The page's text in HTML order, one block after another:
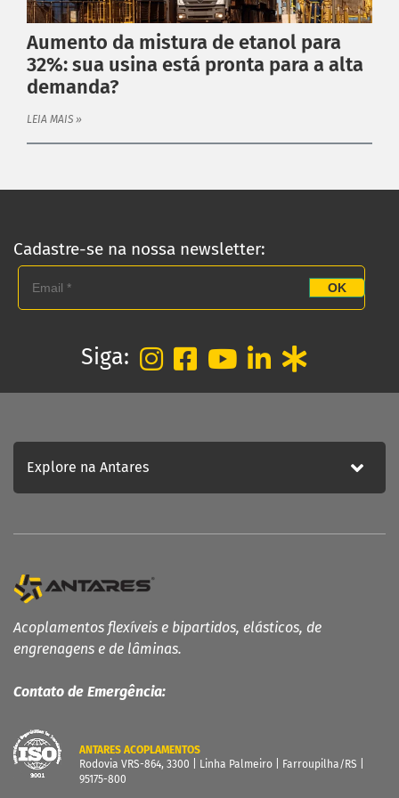
Aumento da mistura de etanol para
32%: sua usina está pronta para a alta
demanda?
LEIA MAIS »
Cadastre-se na nossa newsletter:
OK
Siga:
Acoplamentos flexíveis e bipartidos, elásticos, de
engrenagens e de lâminas.
Contato de Emergência:
ANTARES ACOPLAMENTOS
Rodovia VRS-864, 3300 | Linha Palmeiro | Farroupilha/RS |
95175-800
Explore na Antares
Blog
Fale Conosco
Política de Privacidade
Fale conosco